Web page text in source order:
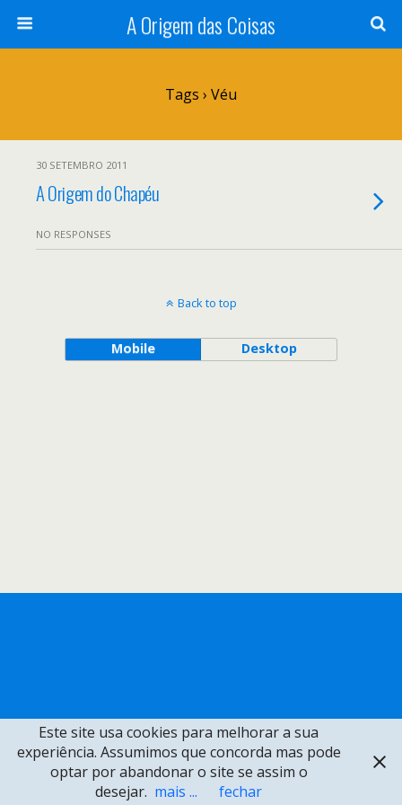
A Origem das Coisas
Tags › Véu
30 SETEMBRO 2011
A Origem do Chapéu
NO RESPONSES
Back to top
Mobile Desktop
Este site usa cookies para melhorar a sua
experiência. Assumimos que concorda mas pode
optar por abandonar o site se assim o
desejar. mais ... fechar